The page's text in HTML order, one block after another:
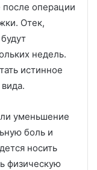
после операции
Отек,
недель.
истинное
уменьшение
боль и
носить
физическую